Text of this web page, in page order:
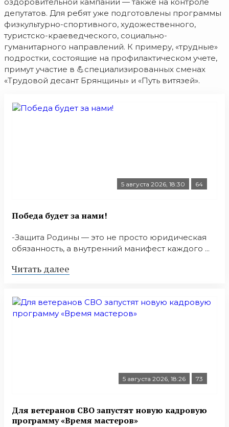
депутатов. Для ребят уже подготовлены программы
физкультурно-спортивного, художественного,
туристско-краеведческого, социально-
гуманитарного направлений. К примеру, «трудные»
подростки, состоящие на профилактическом учете,
примут участие в 💪специализированных сменах
«Трудовой десант Брянщины» и «Путь витязей».
5 августа 2026, 18:30 64
Победа будет за нами!
-Защита Родины — это не просто юридическая
обязанность, а внутренний манифест каждого ...
Читать далее
5 августа 2026, 18:26 73
Для ветеранов СВО запустят новую кадровую
программу «Время мастеров»